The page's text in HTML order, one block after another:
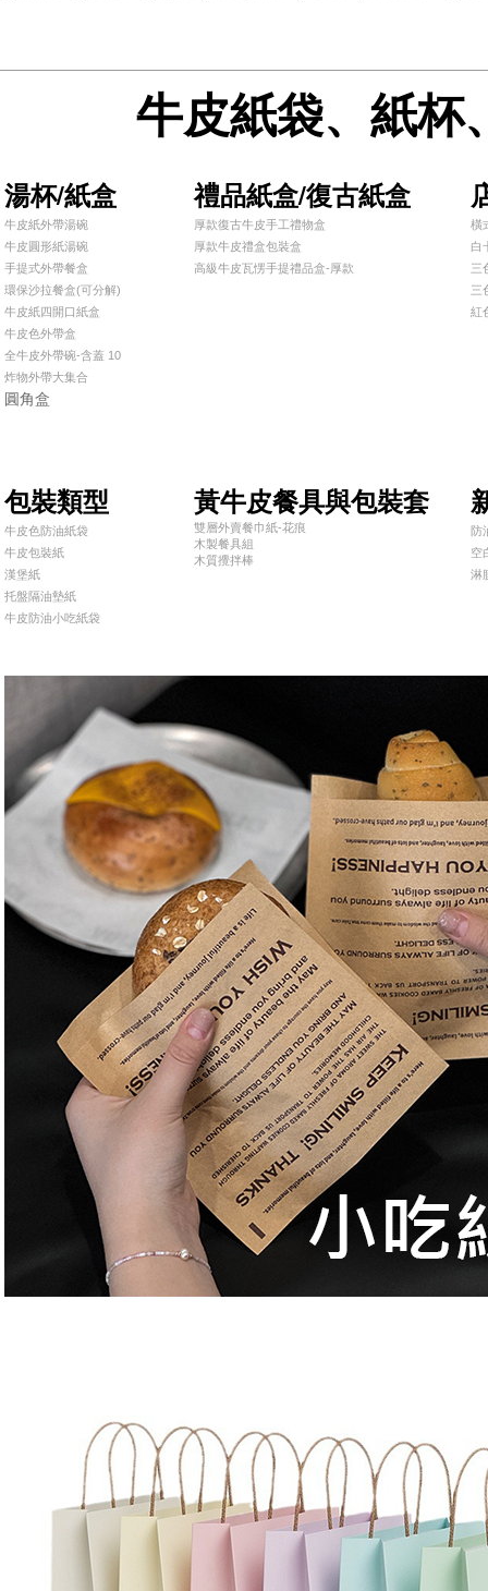
牛皮紙袋、紙杯
湯杯/紙盒
牛皮紙外帶湯碗
牛皮圓形紙湯碗
手提式外帶餐盒
環保沙拉餐盒(可分解)
牛皮紙四開口紙盒
牛皮色外帶盒
全牛皮外帶碗-含蓋 10
炸物外帶大集合
圓角盒
禮品紙盒/復古紙盒
厚款復古牛皮手工禮物盒
厚款牛皮禮盒包裝盒
高級牛皮瓦愣手提禮品盒-厚款
橫
白
三
三
紅
包裝類型
牛皮色防油紙袋
牛皮包裝紙
漢堡紙
托盤隔油墊紙
牛皮防油小吃紙袋
黃牛皮餐具與包裝套
雙層外賣餐巾紙-花痕
木製餐具組
木質攪拌棒
防
空
淋